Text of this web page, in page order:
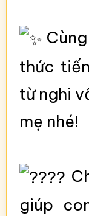
thức
từ nghi
mẹ nhé!
giúp